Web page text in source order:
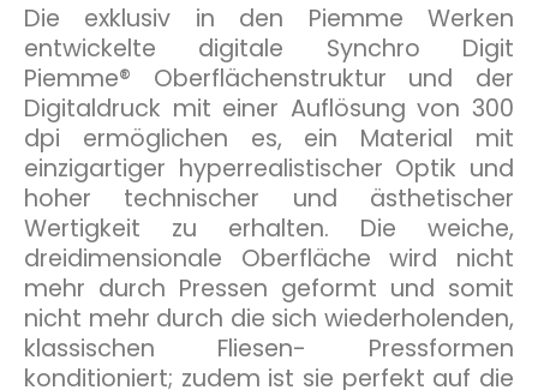
Die exklusiv in den Piemme Werken
entwickelte digitale Synchro Digit
Piemme® Oberflächenstruktur und der
Digitaldruck mit einer Auflösung von 300
dpi ermöglichen es, ein Material mit
einzigartiger hyperrealistischer Optik und
hoher technischer und ästhetischer
Wertigkeit zu erhalten. Die weiche,
dreidimensionale Oberfläche wird nicht
mehr durch Pressen geformt und somit
nicht mehr durch die sich wiederholenden,
klassischen Fliesen- Pressformen
konditioniert; zudem ist sie perfekt auf die